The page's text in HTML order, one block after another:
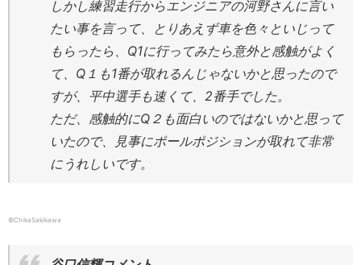
しかし練習走行からエンジニアの河野さんに言い
たい事を言って、とりあえず車を色々といじって
もらったら、Q1に行ってみたら意外と感触がよく
て、Q１も1番が取れるんじゃないかと思ったので
すが、平中選手も速くて、2番手でした。
ただ、感触的にQ２も面白いのではないかと思って
いたので、見事にポールポジションが取れて非常
にうれしいです。
©ChikaSakikawa